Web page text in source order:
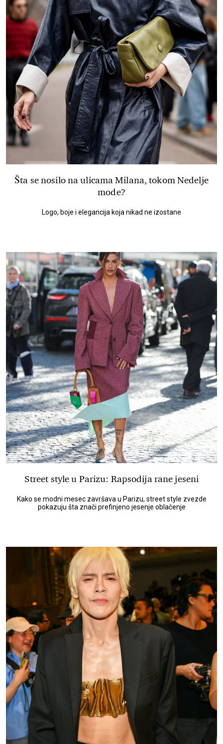
Šta se nosilo na ulicama Milana, tokom Nedelje
mode?
Logo, boje i elegancija koja nikad ne izostane
Street style u Parizu: Rapsodija rane jeseni
Kako se modni mesec završava u Parizu, street style zvezde
pokazuju šta znači prefinjeno jesenje oblačenje